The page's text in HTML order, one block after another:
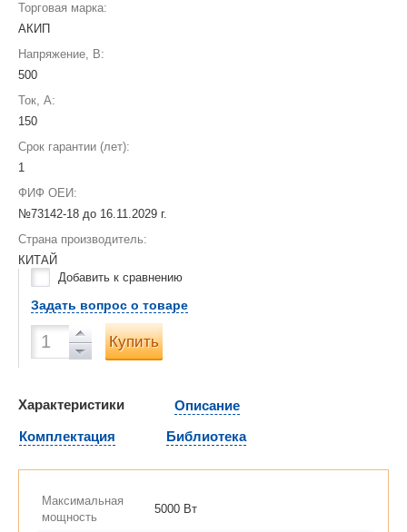
Торговая марка:
АКИП
Напряжение, В:
500
Ток, А:
150
Срок гарантии (лет):
1
ФИФ ОЕИ:
№73142-18 до 16.11.2029 г.
Страна производитель:
КИТАЙ
Добавить к сравнению
Задать вопрос о товаре
Купить
Характеристики
Описание
Комплектация
Библиотека
Максимальная
мощность
5000 Вт